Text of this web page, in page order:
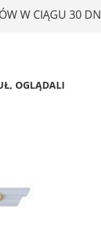
W CIĄGU 30
OGLĄDALI